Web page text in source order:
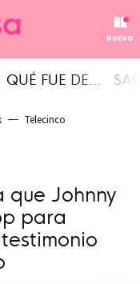
NUEVO
QUÉ FUE DE...
Telecinco
Johnny
para